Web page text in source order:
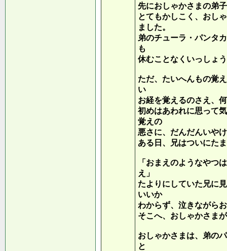
先におしゃかさまの弟
とてもかしこく、おし
ました。
弟のチューラ・パンタ
も
休むことなくいっしょ
ただ、たいへんもの覚
い
お経を覚えるのさえ、
初めはあわれに思って
覚えの
悪さに、だんだんいや
ある日、兄はついにた
「おまえのようなやつ
え」
たよりにしていた兄に
いいか
わからず、泣きながら
そこへ、おしゃかさま
おしゃかさまは、弟の
と